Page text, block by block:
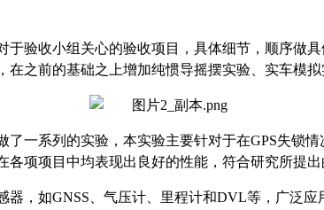
验收小组关心的验收项目，具体细节，顺序做
之前的基础之上增加纯惯导摇摆实验、实车模拟
一系列的实验，本实验主要针对于在GPS失锁
项项目中均表现出良好的性能，符合研究所提
器，如GNSS、气压计、里程计和DVL等，广泛